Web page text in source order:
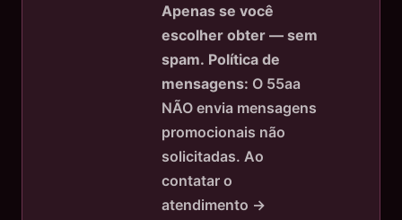
Apenas se você
escolher obter — sem
spam. Política de
mensagens: O 55aa
NÃO envia mensagens
promocionais não
solicitadas. Ao
contatar o
atendimento →